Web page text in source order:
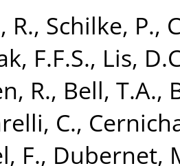
R., Schilke, P.,
F.F.S., Lis,
R., Bell, T.A.,
C.,
F., Dubernet,